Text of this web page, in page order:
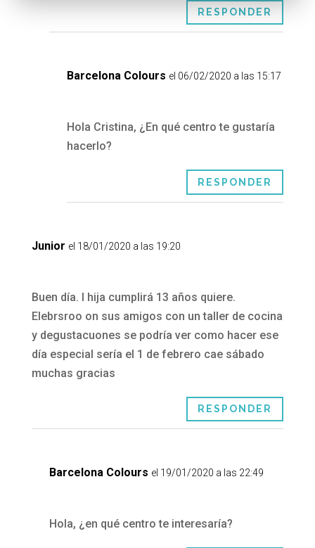
RESPONDER
Barcelona Colours el 06/02/2020 a las 15:17
Hola Cristina, ¿En qué centro te gustaría
hacerlo?
RESPONDER
Junior el 18/01/2020 a las 19:20
Buen día. I hija cumplirá 13 años quiere.
Elebrsroo on sus amigos con un taller de cocina
y degustacuones se podría ver como hacer ese
día especial sería el 1 de febrero cae sábado
muchas gracias
RESPONDER
Barcelona Colours el 19/01/2020 a las 22:49
Hola, ¿en qué centro te interesaría?